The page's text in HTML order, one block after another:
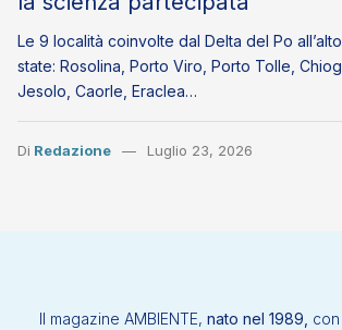
Le 9 località coinvolte dal Delta del Po
state: Rosolina, Porto Viro, Porto Tolle,
Jesolo, Caorle, Eraclea…
Di Redazione Luglio 23, 2026
Il magazine AMBIENTE, nato nel 1989, con